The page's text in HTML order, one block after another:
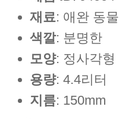
재료: 애완 동물
색깔: 분명한
모양: 정사각형
용량: 4.4리터
지름: 150mm